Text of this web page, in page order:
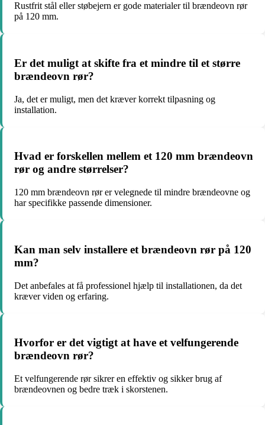
Rustfrit stål eller støbejern er gode materialer til brændeovn rør
på 120 mm.
Er det muligt at skifte fra et mindre til et større
brændeovn rør?
Ja, det er muligt, men det kræver korrekt tilpasning og
installation.
Hvad er forskellen mellem et 120 mm brændeovn
rør og andre størrelser?
120 mm brændeovn rør er velegnede til mindre brændeovne og
har specifikke passende dimensioner.
Kan man selv installere et brændeovn rør på 120
mm?
Det anbefales at få professionel hjælp til installationen, da det
kræver viden og erfaring.
Hvorfor er det vigtigt at have et velfungerende
brændeovn rør?
Et velfungerende rør sikrer en effektiv og sikker brug af
brændeovnen og bedre træk i skorstenen.